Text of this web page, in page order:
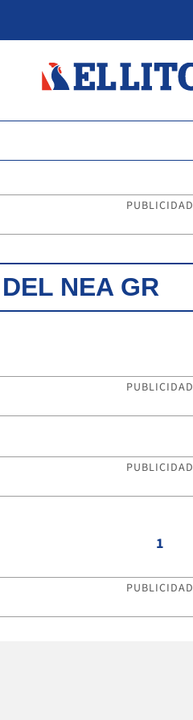
PUBLICIDAD
NEA GR
PUBLICIDAD
PUBLICIDAD
1
PUBLICIDAD